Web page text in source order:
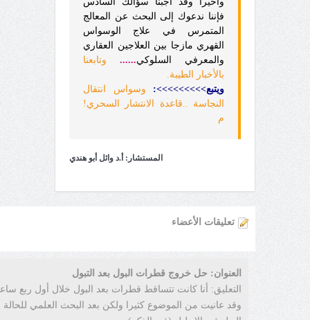
فإننا ندعوك إلى البحث عن المعالج
المتمرس في علاج الوسواس
القهري مازجا بين العلاجين العقاري
والمعرفي السلوكي......
وتابعنا
بالأخبار الطيبة.
ويتبع>>>>>>>>>: وسواس انتقال
النجاسة ..قاعدة الانتشار السحري!
م
المستشار: أ.د وائل أبو هندي
تعليقات الأعضاء
العنوان: حل خروج قطرات البول بعد التبول
التعليق:
أنا كانت تتساقط قطرات بعد البول خلال أول ربع
وقد عانيت من الموضوع كثيرا ولكن بعد البحث العلمي